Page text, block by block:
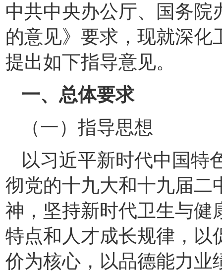
中共中央办公厅、国务院
的意见》要求，现就深化
提出如下指导意见。
一、总体要求
（一）指导思想
以习近平新时代中国特
彻党的十九大和十九届二
神，坚持新时代卫生与健
特点和人才成长规律，以
价为核心，以品德能力业